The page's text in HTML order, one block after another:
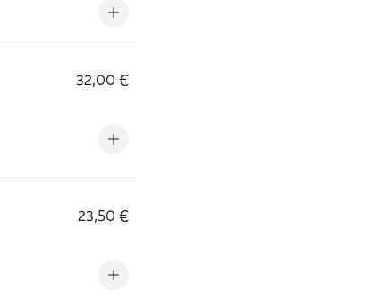
32,00 €
23,50 €